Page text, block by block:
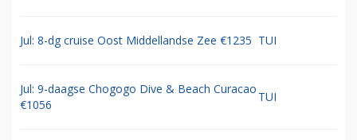
Jul: 8-dg cruise Oost Middellandse Zee €1235 TUI
Jul: 9-daagse Chogogo Dive & Beach Curacao
€1056
TUI